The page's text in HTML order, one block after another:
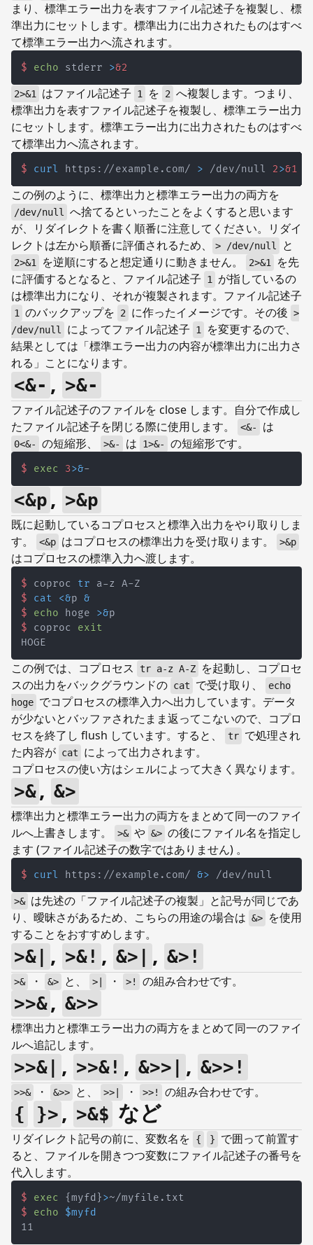
まり、標準エラー出力を表すファイル記述子を複製し、標
準出力にセットします。標準出力に出力されたものはすべ
て標準エラー出力へ流されます。
$ echo stderr >&2
2>&1 はファイル記述子 1 を 2 へ複製します。つまり、
標準出力を表すファイル記述子を複製し、標準エラー出力
にセットします。標準エラー出力に出力されたものはすべ
て標準出力へ流されます。
$ curl https://example.com/ > /dev/null 2>&1
この例のように、標準出力と標準エラー出力の両方を
/dev/null
へ捨てるといったことをよくすると思います
が、リダイレクトを書く順番に注意してください。リダイ
レクトは左から順番に評価されるため、
> /dev/null と
2>&1 を逆順にすると想定通りに動きません。 2>&1
を先
に評価するとなると、ファイル記述子
1
が指しているの
は標準出力になり、それが複製されます。ファイル記述子
1 のバックアップを 2 に作ったイメージです。その後 >
/dev/null
によってファイル記述子 1
を変更するので、
結果としては「標準エラー出力の内容が標準出力に出力さ
れる」ことになります。
<&- , >&-
ファイル記述子のファイルを close します。自分で作成し
たファイル記述子を閉じる際に使用します。
<&- は
0<&- の短縮形、 >&- は 1>&- の短縮形です。
$ exec 3>&-
<&p , >&p
既に起動しているコプロセスと標準入出力をやり取りしま
す。
<&p はコプロセスの標準出力を受け取ります。 >&p
はコプロセスの標準入力へ渡します。
$ coproc tr a-z A-Z
$
cat <&p &
$
echo hoge >&p
$
coproc exit
この例では、コプロセス tr a-z A-Z
を起動し、コプロセ
スの出力をバックグラウンドの cat で受け取り、
echo
hoge でコプロセスの標準入力へ出力しています。データ
が少ないとバッファされたまま返ってこないので、コプロ
セスを終了し flush しています。すると、
tr で処理され
た内容が cat
によって出力されます。
コプロセスの使い方はシェルによって大きく異なります。
>& , &>
標準出力と標準エラー出力の両方をまとめて同一のファイ
ルへ上書きします。
>& や &> の後にファイル名を指定し
ます (ファイル記述子の数字ではありません) 。
$ curl https://example.com/ &> /dev/null
>& は先述の「ファイル記述子の複製」と記号が同じであ
り、曖昧さがあるため、こちらの用途の場合は &>
を使用
することをおすすめします。
>&| , >&! , &>| , &>!
>& ・ &> と、 >| ・ >! の組み合わせです。
>>& , &>>
標準出力と標準エラー出力の両方をまとめて同一のファイ
ルへ追記します。
>>&| , >>&! , &>>| , &>>!
>>& ・ &>> と、 >>| ・ >>! の組み合わせです。
{ }> , >&$ など
リダイレクト記号の前に、変数名を { }
で囲って前置す
ると、ファイルを開きつつ変数にファイル記述子の番号を
代入します。
$ exec {myfd }>~/myfile.txt
$
echo
$myfd